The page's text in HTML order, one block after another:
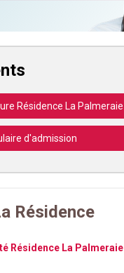
Résidence La Palmeraie
d'admission
Résidence
Résidence La Palmeraie